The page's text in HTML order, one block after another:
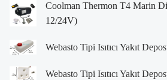
Coolman Thermon T4 Marin
12/24V)
Webasto Tipi Isıtıcı Yakıt
Webasto Tipi Isıtıcı Yakıt